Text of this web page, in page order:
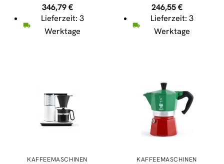
346,79€
Lieferzeit: 3
Werktage
246,55€
Lieferzeit: 3
Werktage
KAFFEEMASCHINEN KAFFEEMASCHINEN